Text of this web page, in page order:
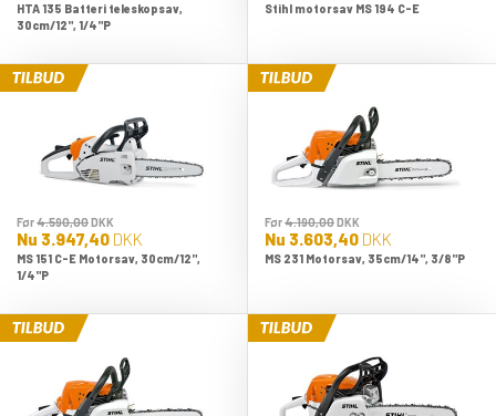
HTA 135 Batteri teleskopsav,
30cm/12", 1/4"P
Stihl motorsav MS 194 C-E
Før4.590,00DKK
Nu 3.947,40 DKK
MS 151 C-E Motorsav, 30cm/12",
1/4"P
Før4.190,00DKK
Nu 3.603,40 DKK
MS 231 Motorsav, 35cm/14", 3/8"P